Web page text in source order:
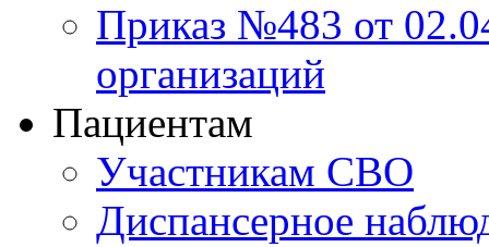
Приказ №483 от
организаций
Пациентам
Участникам СВО
Диспансерное